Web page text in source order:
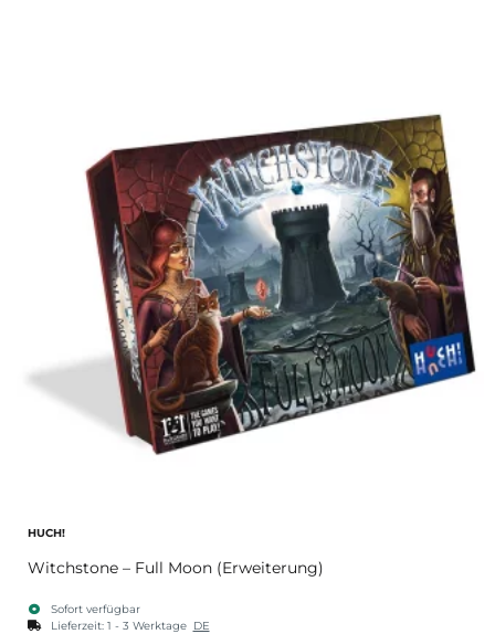
HUCH!
Witchstone – Full Moon (Erweiterung)
Sofort verfügbar
Lieferzeit: 1 - 3 Werktage DE